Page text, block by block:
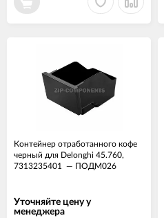
Контейнер отработанного кофе
черный для Delonghi 45.760,
7313235401
— ПОДМ026
Уточняйте цену у
менеджера